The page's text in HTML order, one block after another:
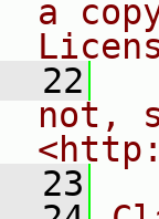
a
22
not,
23